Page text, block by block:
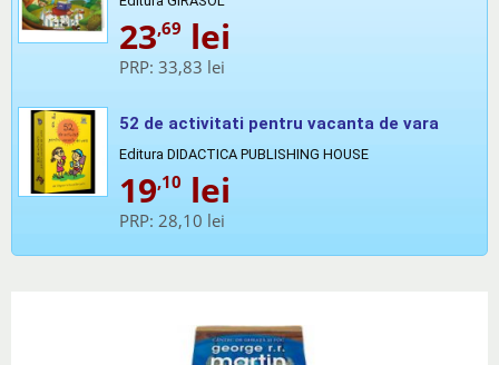
23,69 lei
PRP: 33,83 lei
52 de activitati pentru vacanta de vara
Editura DIDACTICA PUBLISHING HOUSE
19,10 lei
PRP: 28,10 lei